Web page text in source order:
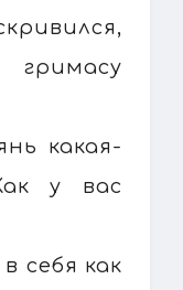
какая-
у вас
себя как